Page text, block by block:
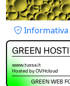
Piè di
Informativa